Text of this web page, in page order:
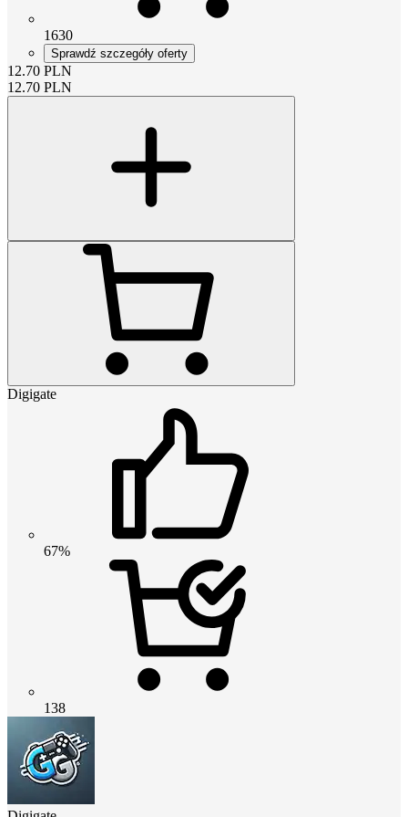
1630
Sprawdź szczegóły oferty
12.70 PLN
12.70 PLN
Digigate
67%
138